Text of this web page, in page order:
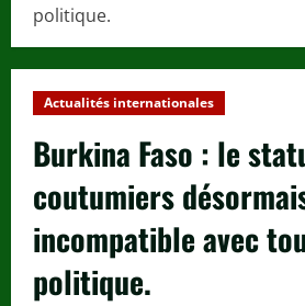
politique.
Actualités internationales
Burkina Faso : le
coutumiers
incompatible avec
politique.